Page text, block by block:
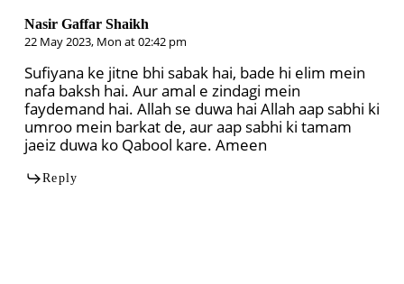
Nasir Gaffar Shaikh
22 May 2023, Mon at 02:42 pm
Sufiyana ke jitne bhi sabak hai, bade hi elim mein
nafa baksh hai. Aur amal e zindagi mein
faydemand hai. Allah se duwa hai Allah aap sabhi ki
umroo mein barkat de, aur aap sabhi ki tamam
jaeiz duwa ko Qabool kare. Ameen
Reply